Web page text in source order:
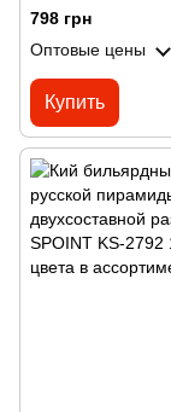
798 грн
Оптовые цены
Купить